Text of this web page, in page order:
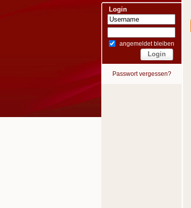
Login
angemeldet bleiben
Passwort vergessen?